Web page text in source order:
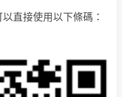
直接使用以下條碼：